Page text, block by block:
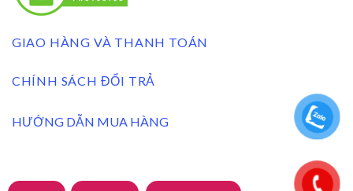
GIAO HÀNG VÀ THANH TOÁN
CHÍNH SÁCH ĐỔI TRẢ
HƯỚNG DẪN MUA HÀNG